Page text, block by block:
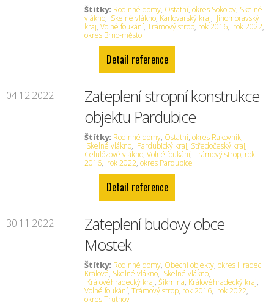
Štítky: Rodinné domy, Ostatní,okres Sokolov, Skelné
vlákno, Skelné vlákno, Karlovarský kraj, Jihomoravský
kraj,Volné foukání,Trámový strop, rok 2016, rok 2022,
okres Brno-město
Detail reference
04.12.2022
Zateplení stropní konstrukce
objektu Pardubice
Štítky: Rodinné domy, Ostatní,okres Rakovník,
Skelné vlákno, Pardubický kraj, Středočeský kraj,
Celulózové vlákno,Volné foukání,Trámový strop, rok
2016, rok 2022,okres Pardubice
Detail reference
30.11.2022
Zateplení budovy obce
Mostek
Štítky: Rodinné domy, Obecní objekty,okres Hradec
Králové, Skelné vlákno, Skelné vlákno,
Královéhradecký kraj,Šikmina, Královéhradecký kraj,
Volné foukání,Trámový strop, rok 2016, rok 2022,
okres Trutnov